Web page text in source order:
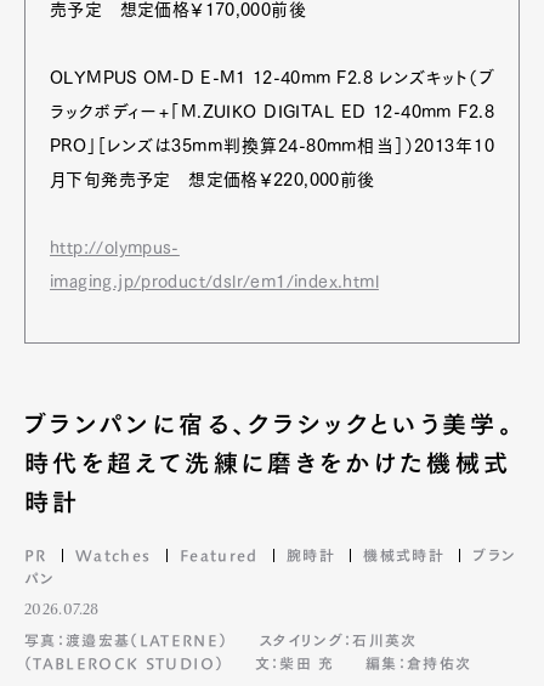
売予定 想定価格￥170,000前後
OLYMPUS OM-D E-M1 12-40mm F2.8 レンズキット（ブ
ラックボディー+「M.ZUIKO DIGITAL ED 12-40mm F2.8
PRO」［レンズは35mm判換算24-80mm相当］）2013年10
月下旬発売予定 想定価格￥220,000前後
http://olympus-
imaging.jp/product/dslr/em1/index.html
ブランパンに宿る、クラシックという美学。
時代を超えて洗練に磨きをかけた機械式
時計
PR Watches Featured 腕時計 機械式時計
ブラン
パン
2026.07.28
写真：渡邉宏基（LATERNE）
スタイリング：石川英次
（TABLEROCK STUDIO）
文：柴田 充 編集：倉持佑次